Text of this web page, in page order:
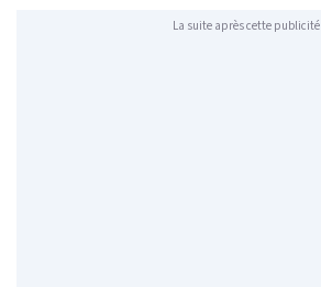
La suite après cette publicité